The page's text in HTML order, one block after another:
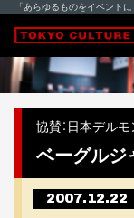
「あらゆるものをイベント
協賛：日本デル
ベーグルジ
2007.12.22